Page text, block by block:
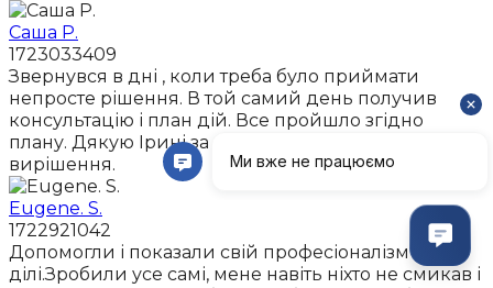
Саша Р.
1723033409
Звернувся в дні , коли треба було приймати
непросте рішення. В той самий день получив
консультацію і план дій. Все пройшло згідно
плану. Дякую Ірині за розуміння моєї проблеми і її
вирішення.
Eugene. S.
1722921042
Допомогли і показали свій професіоналізм на
ділі.Зробили усе самі, мене навіть ніхто не смикав і